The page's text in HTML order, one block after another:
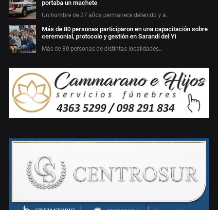
portaba un machete
Un hombre de 27 años permanece detenido y a…
Más de 80 personas participaron en una capacitación sobre
ceremonial, protocolo y gestión en Sarandí del Yí
Más de 80 personas de distintas localidades…